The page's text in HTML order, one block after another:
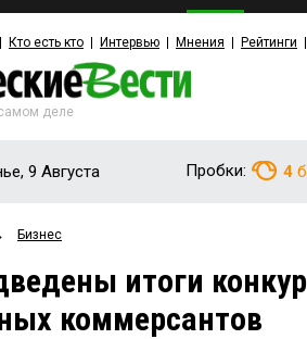
Кто есть кто Интервью Мнения Рейтинги
деле
9 Августа Пробки: 4
Бизнес
итоги
коммерсантов